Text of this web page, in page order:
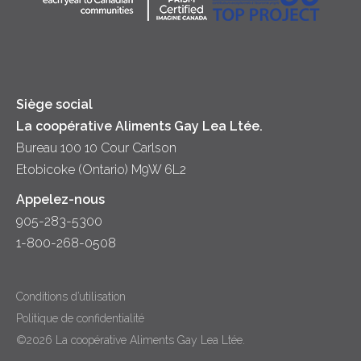
Principes coopératifs
Siège social
La coopérative Aliments Gay Lea Ltée.
Bureau 100 10 Cour Carlson
Etobicoke (Ontario) M9W 6L2
Appelez-nous
905-283-5300
1-800-268-0508
Conditions d’utilisation
Politique de confidentialité
©2026 La coopérative Aliments Gay Lea Ltée.